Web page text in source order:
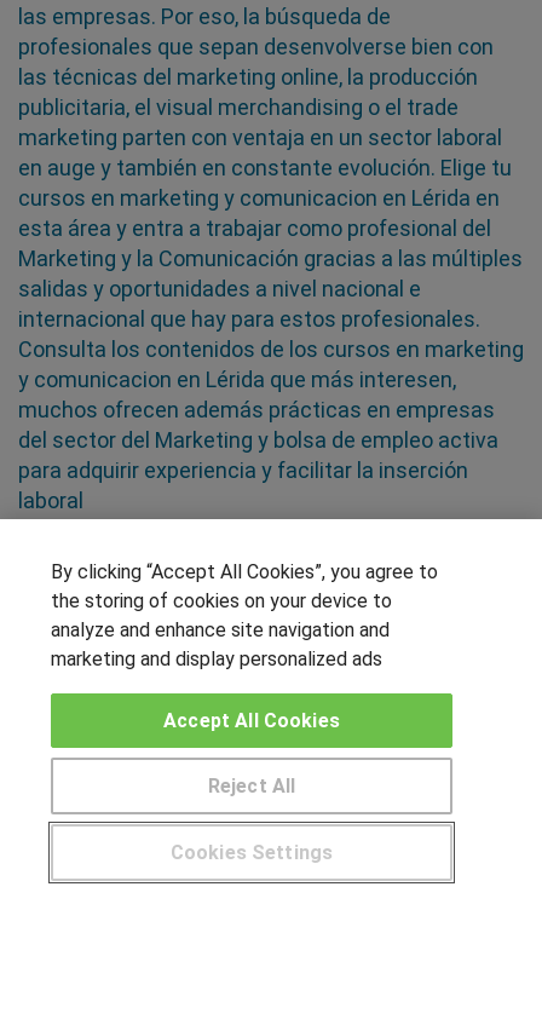
las empresas. Por eso, la búsqueda de
profesionales que sepan desenvolverse bien con
las técnicas del marketing online, la producción
publicitaria, el visual merchandising o el trade
marketing parten con ventaja en un sector laboral
en auge y también en constante evolución. Elige tu
cursos en marketing y comunicacion en Lérida en
esta área y entra a trabajar como profesional del
Marketing y la Comunicación gracias a las múltiples
salidas y oportunidades a nivel nacional e
internacional que hay para estos profesionales.
Consulta los contenidos de los cursos en marketing
y comunicacion en Lérida que más interesen,
muchos ofrecen además prácticas en empresas
del sector del Marketing y bolsa de empleo activa
para adquirir experiencia y facilitar la inserción
laboral
SÍGUENOS EN LAS REDES
Muro de los idiomas
Hablemos de empleo
Locos por las becas
CENTROS DE FORMACIÓN
¿Tienes alguna duda? 900 264 357
By clicking “Accept All Cookies”, you agree to
the storing of cookies on your device to
analyze and enhance site navigation and
marketing and display personalized ads
Cookies Settings
Reject All
Accept All Cookies